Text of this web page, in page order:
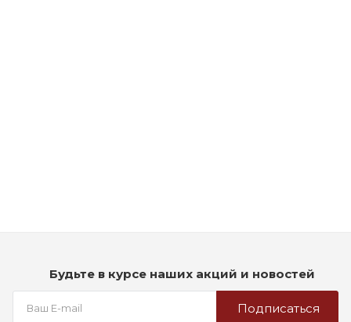
Будьте в курсе наших акций и новостей
Подписаться